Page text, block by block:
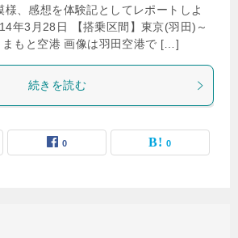
様、感想を体験記としてレポートしよ
年3月28日 【搭乗区間】東京(羽田)～
まもと空港 画像は羽田空港で […]
続きを読む
0 0